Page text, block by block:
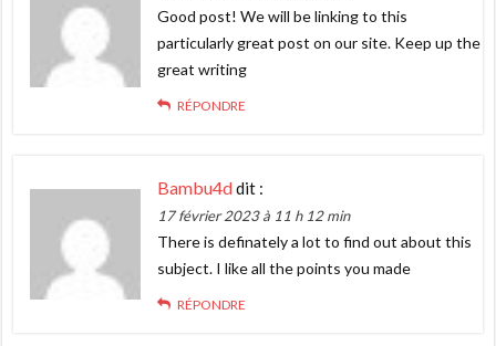
Good post! We will be linking to this
particularly great post on our site. Keep up the
great writing
RÉPONDRE
Bambu4ddit :
17 février 2023 à 11 h 12 min
There is definately a lot to find out about this
subject. I like all the points you made
RÉPONDRE